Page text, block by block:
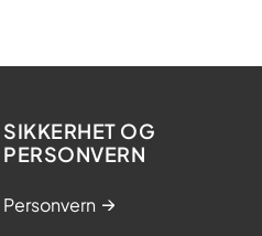
SIKKERHET OG
PERSONVERN
Personvern